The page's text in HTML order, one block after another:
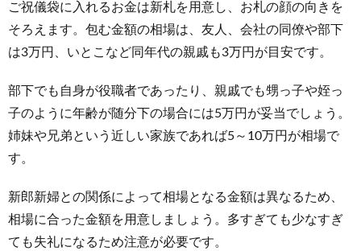
ご祝儀袋に入れるお金は新札を用意し、お札の顔の向きを
そろえます。包む金額の相場は、友人、会社の同僚や部下
は3万円、いとこなど同年代の親戚も3万円が目安です。
部下でも自身が役職者であったり、親戚でも甥っ子や姪っ
子のように年齢が随分下の場合には5万円が妥当でしょう。
姉妹や兄弟という近しい家族であれば5～10万円が相場で
す。
新郎新婦との関係によって相場となる金額は異なるため、
相場に合った金額を用意しましょう。多すぎても少なすぎ
ても失礼になるため注意が必要です。